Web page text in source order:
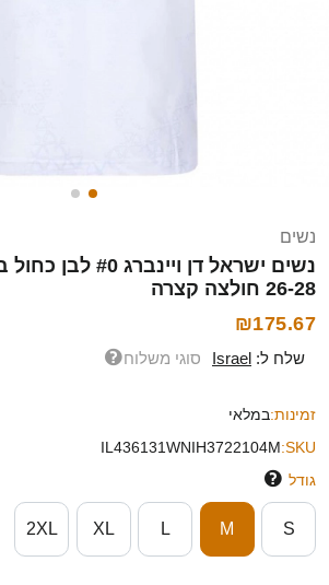
נשים
נשים ישראל דן
26-28 חולצה קצרה
₪175.67
שלח ל: Israel סוגי משלוח
זמינות:במלאי
SKU:
IL436131WNIH3722104M
גודל
S
M
L
XL
2XL